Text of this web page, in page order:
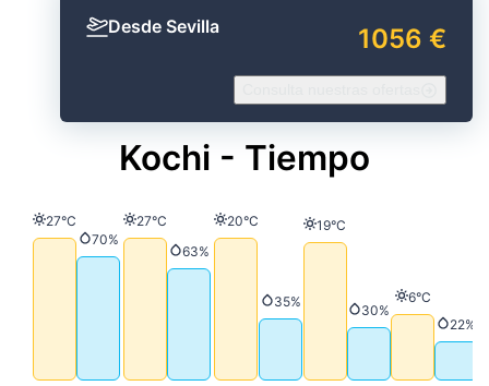
Desde Sevilla 1056 €
Kochi - Tiempo
Temperatura
27°C
Precipitación
70%
Temperatura
27°C
Precipitación
63%
Temperatura
20°C
Precipitación
35%
Temperatura
19°C
Precipitación
30%
Temperatura
6°C
22%